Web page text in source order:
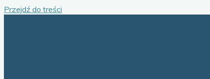
Przejdź do treści